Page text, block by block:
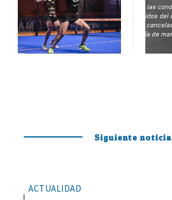
Siguiente noticia
ACTUALIDAD